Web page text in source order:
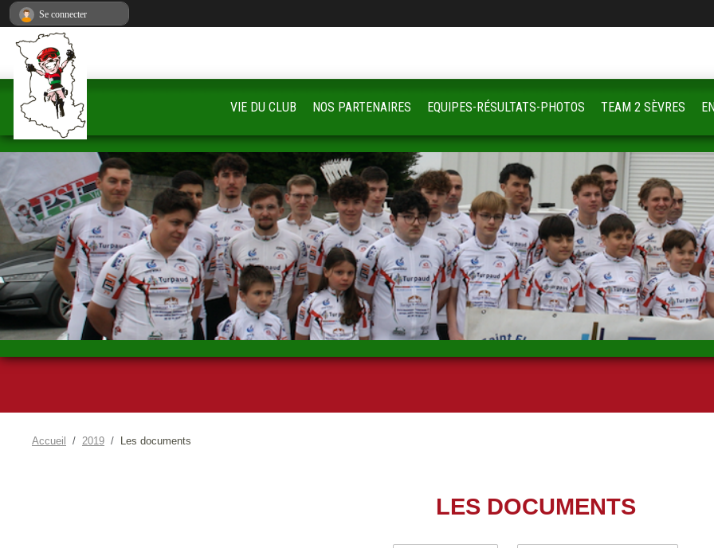
Accueil 2019 Les documents
LES DOCUMENTS
VIE DU CLUB NOS PARTENAIRES EQUIPES-RÉSULTATS-PHOTOS TEAM 2 SÈVRES
Se connecter
Panneau de gestion des cookies